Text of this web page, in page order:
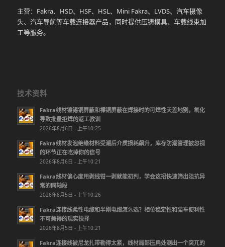
主营：Fakra、HSD、HSF、HSL、Mini Fakra、LVDS、汽车摄像
头、汽车导航等车载连接器产品，同时提供压铸模具、车载线束加
工等服务。
技术资料
Fakra线材镀锡铜屏蔽和裸铜屏蔽在焊接时的可焊性天差地别，氧化
导致批量拒焊的返工教训
2026年8月6日 - 上午10:25
Fakra线材发泡绝缘材料受潮后介质损耗飙升，库存防潮管理被忽视
的环节正在吃掉你的信号
2026年8月6日 - 上午10:21
Fakra线材偏心度用剥线钳一剥就能初判，学会这招快速筛出阻抗异
常的同轴段
2026年8月5日 - 上午10:26
Fakra连接线柔性电缆和半刚电缆怎么选？相位稳定性和装车便利性
不可兼得的现实抉择
2026年8月5日 - 上午10:21
Fakra连接线被尼龙扎带勒得太紧，线材局部压扁处测出一个突兀的